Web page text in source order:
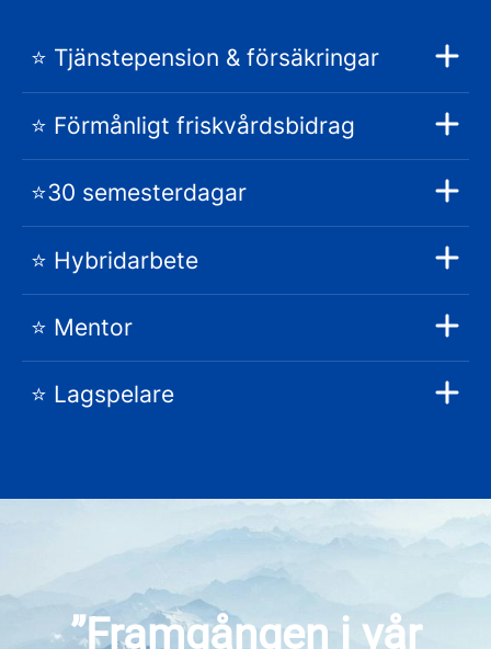
⭐️ Tjänstepension & försäkringar
⭐️ Förmånligt friskvårdsbidrag
⭐️30 semesterdagar
⭐️ Hybridarbete
⭐️ Mentor
⭐️ Lagspelare
”Framgången i vår